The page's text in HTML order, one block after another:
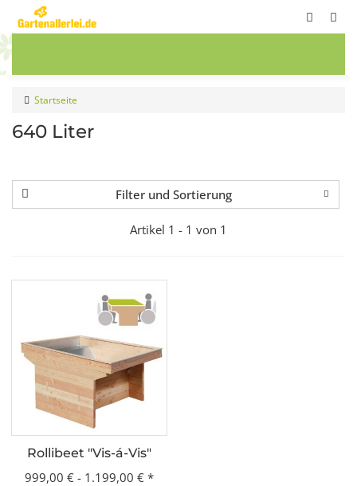
Startseite
640 Liter
Filter und Sortierung
Artikel 1 - 1 von 1
Rollibeet "Vis-á-Vis"
999,00 € - 1.199,00 € *